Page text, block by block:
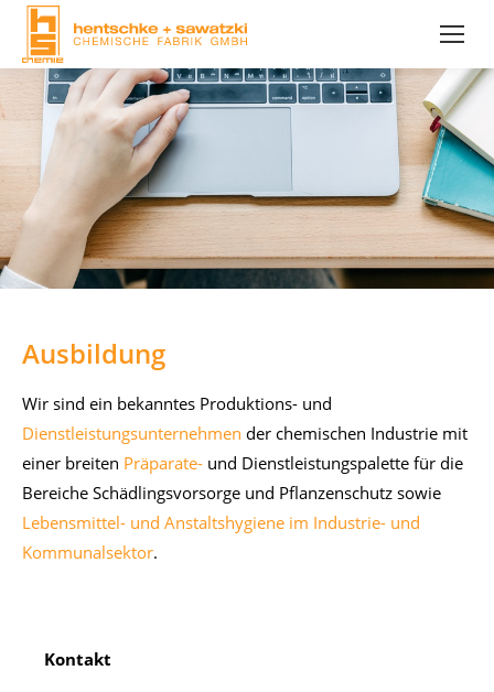
Ausbildung
Wir sind ein be­kann­tes Pro­duk­ti­ons- und
Dienstleistungsunternehmen der che­mi­schen In­dus­trie mit
ei­ner brei­ten Präparate- und Dienst­leis­tungs­pa­let­te für die
Be­rei­che Schäd­lings­vor­sor­ge und Pflan­zen­schutz so­wie
Lebensmittel- und Anstaltshygiene im Industrie- und
Kommunalsektor.
Kon­takt